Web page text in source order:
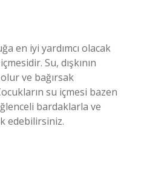
en iyi yardımcı olacak
Su, dışkının
ve bağırsak
su içmesi bazen
bardaklarla ve
edebilirsiniz.